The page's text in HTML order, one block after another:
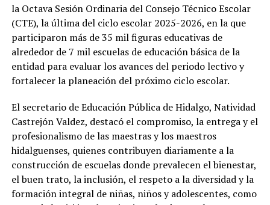
la Octava Sesión Ordinaria del Consejo Técnico Escolar
(CTE), la última del ciclo escolar 2025-2026, en la que
participaron más de 35 mil figuras educativas de
alrededor de 7 mil escuelas de educación básica de la
entidad para evaluar los avances del periodo lectivo y
fortalecer la planeación del próximo ciclo escolar.
El secretario de Educación Pública de Hidalgo, Natividad
Castrejón Valdez, destacó el compromiso, la entrega y el
profesionalismo de las maestras y los maestros
hidalguenses, quienes contribuyen diariamente a la
construcción de escuelas donde prevalecen el bienestar,
el buen trato, la inclusión, el respeto a la diversidad y la
formación integral de niñas, niños y adolescentes, como